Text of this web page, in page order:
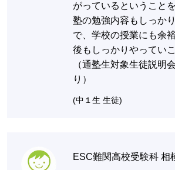
がっているということ
塾の勉強内容もしっか
で、学校の授業にも余
後もしっかりやってい
（通塾生対象生徒説明
り）
(中１生 生徒)
ESC難関高校受験科 相